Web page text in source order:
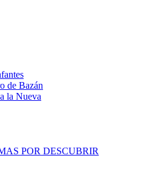
de Bazán
la Nueva
POR DESCUBRIR